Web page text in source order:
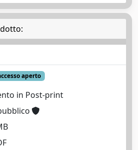
aperto
in Post-print